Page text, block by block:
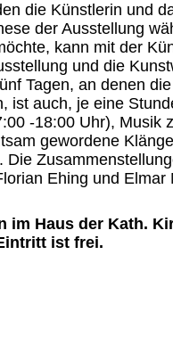
die Künstlerin und
der Ausstellung
kann mit der
und die
Tagen, an denen
ist auch, je eine
-18:00 Uhr), Musik
gewordene
Ehing und Elmar
im Haus der Kath.
ist frei.